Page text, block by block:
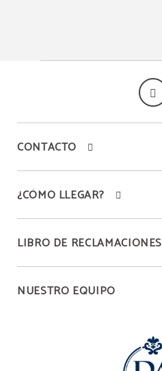
CONTACTO
¿CÓMO LLEGAR?
LIBRO DE RECLAMACIONES
NUESTRO EQUIPO